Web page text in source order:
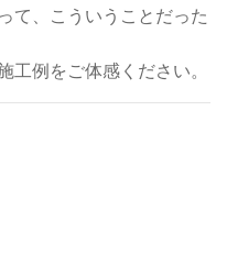
て、こういうことだった
工例をご体感ください。